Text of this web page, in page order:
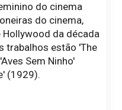
do cinema
do cinema,
da década
trabalhos estão 'The
Sem Ninho'
(1929).